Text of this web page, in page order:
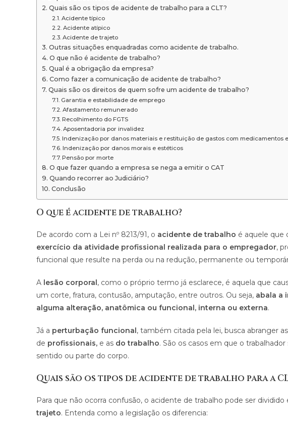
Quais são os tipos de acidente de trabalho para a CLT?
Acidente típico
Acidente atípico
Acidente de trajeto
Outras situações enquadradas como acidente de trabalho.
O que não é acidente de trabalho?
Qual é a obrigação da empresa?
Como fazer a comunicação de acidente de trabalho?
Quais são os direitos de quem sofre um acidente de trabalho?
Garantia e estabilidade de emprego
Afastamento remunerado
Recolhimento do FGTS
Aposentadoria por invalidez
Indenização por danos materiais e restituição de gastos com medicamentos
Indenização por danos morais e estéticos
Pensão por morte
O que fazer quando a empresa se nega a emitir o CAT
Quando recorrer ao Judiciário?
Conclusão
O que é acidente de trabalho?
De acordo com a Lei nº 8213/91, o acidente de trabalho é aquele que
exercício da atividade profissional realizada para o empregador,
funcional que resulte na perda ou na redução, permanente ou
A lesão corporal, como o próprio termo já esclarece, é aquela que
um corte, fratura, contusão, amputação, entre outros. Ou seja, abala a
alguma alteração, anatômica ou funcional, interna ou externa.
Já a perturbação funcional, também citada pela lei, busca abranger as
de profissionais, e as do trabalho. São os casos em que o
sentido ou parte do corpo.
Quais são os tipos de acidente de trabalho para a
Para que não ocorra confusão, o acidente de trabalho pode ser
trajeto. Entenda como a legislação os diferencia: